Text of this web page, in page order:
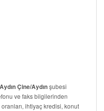
Çine/Aydınşubesi
ve faks bilgilerinden
ihtiyaç kredisi, konut